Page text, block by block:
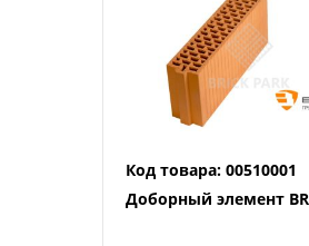
Код товара: 00510001
Доборный элемент